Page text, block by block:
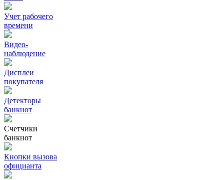
Учет рабочего
времени
Видео‑
наблюдение
Дисплеи
покупателя
Детекторы
банкнот
Счетчики
банкнот
Кнопки вызова
официанта